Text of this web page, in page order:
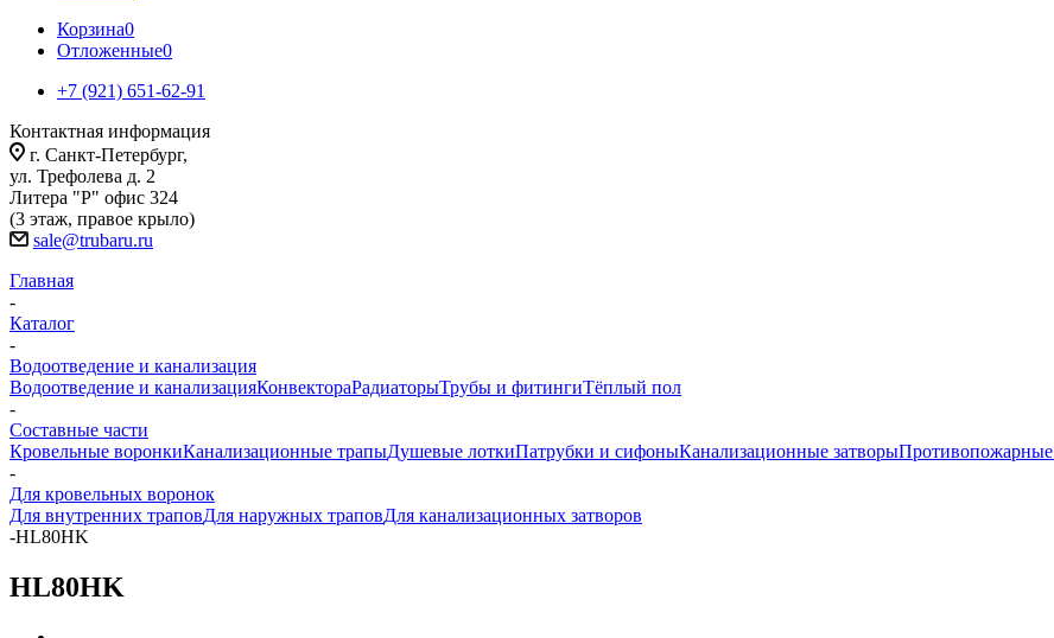
Корзина0
Отложенные0
+7 (921) 651-62-91
Контактная информация
г. Санкт-Петербург,
ул. Трефолева д. 2
Литера "Р" офис 324
(3 этаж, правое крыло)
sale@trubaru.ru
Главная
-
Каталог
-
Водоотведение и канализация
Водоотведение и канализацияКонвектораРадиаторыТрубы и фитингиТёплый пол
-
Составные части
Кровельные воронкиКанализационные трапыДушевые лоткиПатрубки и сифоныКанализационные затворы
-
Для кровельных воронок
Для внутренних траповДля наружных траповДля канализационных затворов
-HL80HK
HL80HK